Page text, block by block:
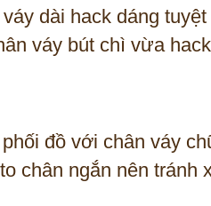
dài hack dáng tuyệt
váy bút chì vừa
đồ với chân váy
chân ngắn nên tránh